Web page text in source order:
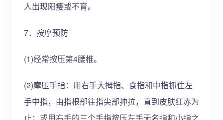
人出现阳痿或不育。
7．按摩预防
(1)经常按压第4腰椎。
(2)摩压手指：用右手大拇指、食指和中指抓住左
手中指，由指根部往指尖部抻拉，直到皮肤红赤为